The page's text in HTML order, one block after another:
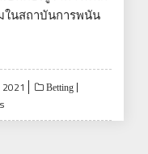
ในสถาบันการพนัน
Betting